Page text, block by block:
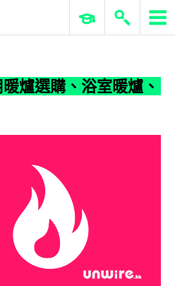
ERP 與商業 AI
爐選購、浴室暖爐、